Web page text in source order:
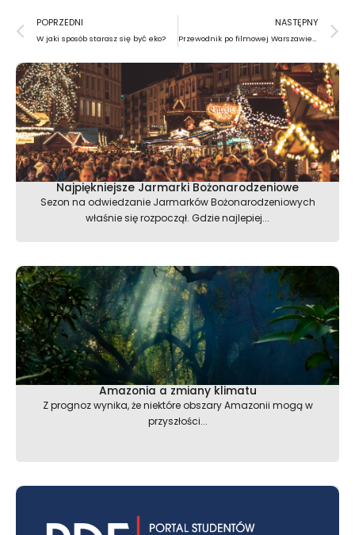
Prev
POPRZEDNI
W jaki sposób starasz się być eko?
NASTĘPNY
Przewodnik po filmowej Warszawie – wiosna 2019
Najpiękniejsze Jarmarki Bożonarodzeniowe
Sezon na odwiedzanie Jarmarków Bożonarodzeniowych
właśnie się rozpoczął. Gdzie najlepiej...
Amazonia a zmiany klimatu
Z prognoz wynika, że niektóre obszary Amazonii mogą w
przyszłości...